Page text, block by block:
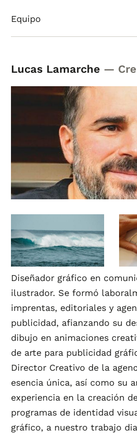
Equipo
Lucas Lamarche —
Diseñador gráfico en
ilustrador. Se formó
imprentas, editoriales y
publicidad, afianzando su
dibujo en animaciones
de arte para publicidad
Director Creativo de la
esencia única, así como su
experiencia en la creación
programas de identidad
gráfico, a nuestro trabajo